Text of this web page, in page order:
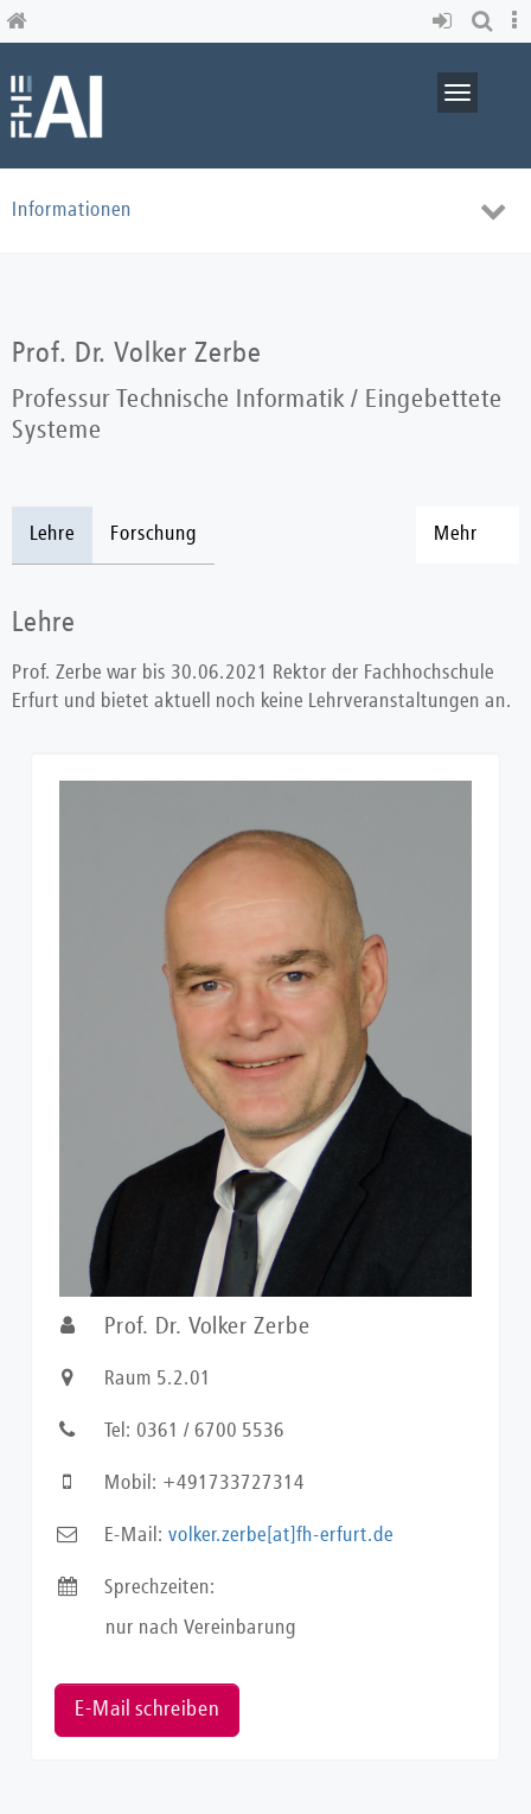
Skip
to
content
Toggle
Informationen
Toggle
Prof. Dr. Volker Zerbe
Professur Technische Informatik / Eingebettete
Systeme
Lehre Forschung Mehr
Lehre
Prof. Zerbe war bis 30.06.2021 Rektor der Fachhochschule
Erfurt und bietet aktuell noch keine Lehrveranstaltungen an.
Prof. Dr. Volker Zerbe
Raum 5.2.01
Tel: 0361 / 6700 5536
Mobil: +491733727314
E-Mail: volker.zerbe[at]fh-erfurt.de
Sprechzeiten:
nur nach Vereinbarung
E-Mail schreiben